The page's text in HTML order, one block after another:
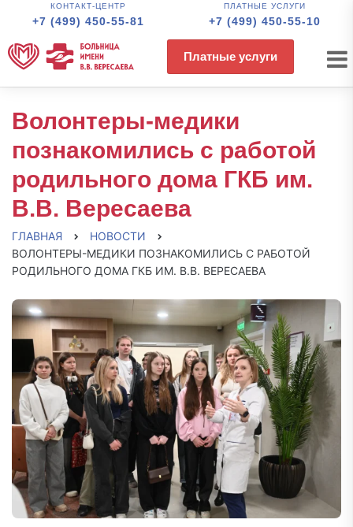
КОНТАКТ-ЦЕНТР
+7 (499) 450-55-81
ПЛАТНЫЕ УСЛУГИ
+7 (499) 450-55-10
Платные услуги
Волонтеры-медики
познакомились с работой
родильного дома ГКБ им.
В.В. Вересаева
ГЛАВНАЯ
НОВОСТИ
ВОЛОНТЕРЫ-МЕДИКИ ПОЗНАКОМИЛИСЬ С РАБОТОЙ
РОДИЛЬНОГО ДОМА ГКБ ИМ. В.В. ВЕРЕСАЕВА